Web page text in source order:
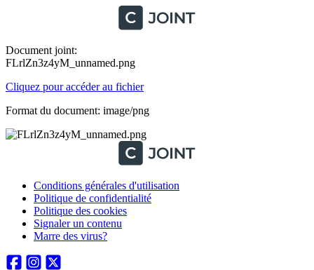
Document joint:
FLrlZn3z4yM_unnamed.png
Cliquez pour accéder au fichier
Format du document: image/png
Conditions générales d'utilisation
Politique de confidentialité
Politique des cookies
Signaler un contenu
Marre des virus?